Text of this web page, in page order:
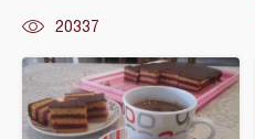
20337